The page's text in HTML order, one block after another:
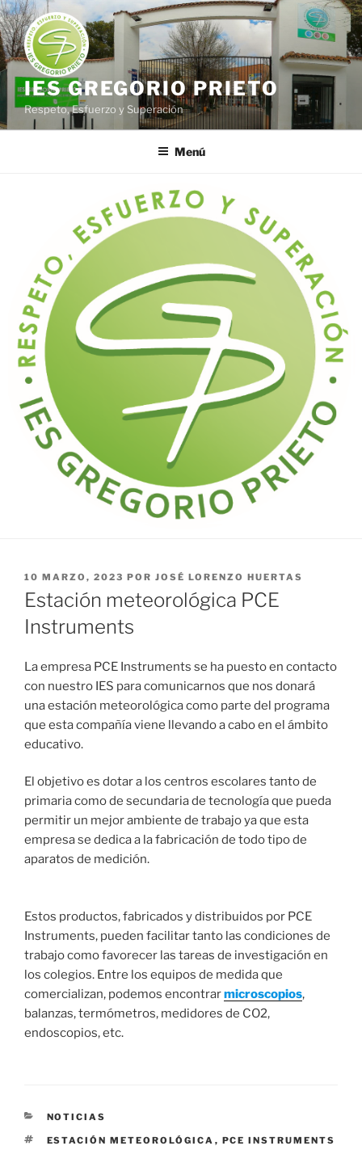
Saltar
al
contenido
IES GREGORIO PRIETO
Respeto, Esfuerzo y Superación
Menú
PUBLICADO
EL
10 MARZO, 2023 POR JOSÉ LORENZO HUERTAS
Estación meteorológica PCE
Instruments
La empresa PCE Instruments se ha puesto en contacto
con nuestro IES para comunicarnos que nos donará
una estación meteorológica como parte del programa
que esta compañía viene llevando a cabo en el ámbito
educativo.
El objetivo es dotar a los centros escolares tanto de
primaria como de secundaria de tecnología que pueda
permitir un mejor ambiente de trabajo ya que esta
empresa se dedica a la fabricación de todo tipo de
aparatos de medición.
Estos productos, fabricados y distribuidos por PCE
Instruments, pueden facilitar tanto las condiciones de
trabajo como favorecer las tareas de investigación en
los colegios. Entre los equipos de medida que
comercializan, podemos encontrarmicroscopios,
balanzas, termómetros, medidores de CO2,
endoscopios, etc.
CATEGORÍAS
NOTICIAS
ETIQUETAS
ESTACIÓN METEOROLÓGICA , PCE INSTRUMENTS